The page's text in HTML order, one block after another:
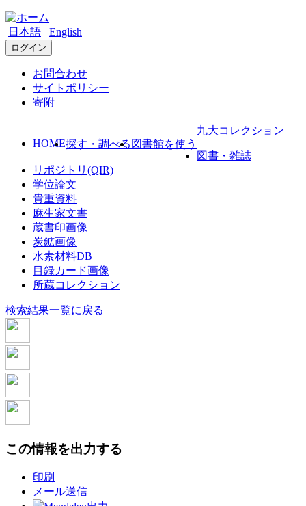
日本語 English
ログイン
お問合わせ
サイトポリシー
寄附
HOME探す・調べる 図書館を使う
九大コレクション
図書・雑誌
リポジトリ(QIR)
学位論文
貴重資料
麻生家文書
蔵書印画像
炭鉱画像
水素材料DB
目録カード画像
所蔵コレクション
検索結果一覧に戻る
この情報を出力する
印刷
メール送信